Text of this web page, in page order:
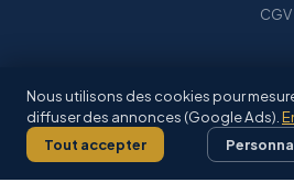
CGV
© 2026 IFCE SARL · Association StudyPlus
Grand-Est
Mentions légales
Facebook·
Nous utilisons des cookies pour
diffuser des annonces (Google Ads).
Tout accepter